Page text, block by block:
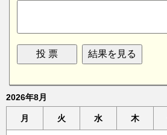
2026年8月
月 火 水 木